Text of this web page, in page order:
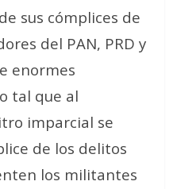
sus cómplices de
del PAN, PRD y
enormes
tal que al
imparcial se
de los delitos
los militantes